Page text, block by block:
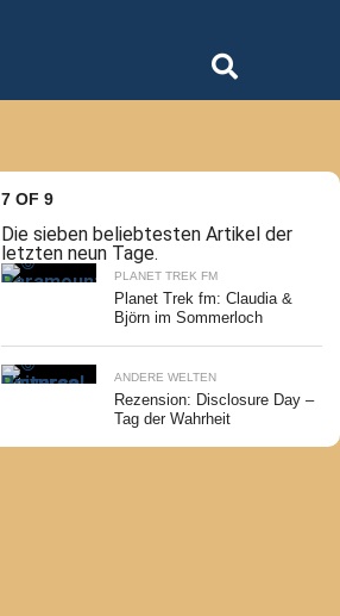
7 OF 9
Die sieben beliebtesten Artikel der
letzten neun Tage.
PLANET TREK FM
Planet Trek fm: Claudia &
Björn im Sommerloch
ANDERE WELTEN
Rezension: Disclosure Day –
Tag der Wahrheit